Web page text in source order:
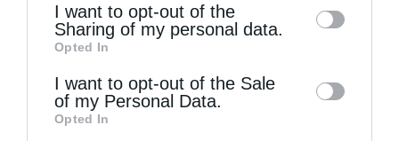
information by third parties on the IAB’s list
of downstream participants. This
information may also be disclosed by us to
third parties on theIAB’s List of
Downstream Participants
I want to opt-out of the
Sharing of my personal data.
Opted In
I want to opt-out of the Sale
of my Personal Data.
Opted In
Τελευταία άρθρα